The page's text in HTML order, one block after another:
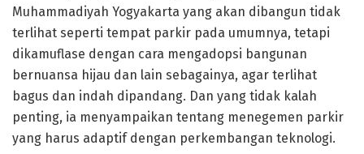
Muhammadiyah Yogyakarta yang akan dibangun tidak
terlihat seperti tempat parkir pada umumnya, tetapi
dikamuflase dengan cara mengadopsi bangunan
bernuansa hijau dan lain sebagainya, agar terlihat
bagus dan indah dipandang. Dan yang tidak kalah
penting, ia menyampaikan tentang menegemen parkir
yang harus adaptif dengan perkembangan teknologi.